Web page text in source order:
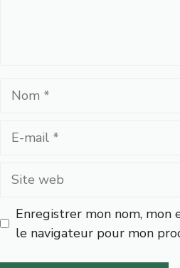
Nom
Site
Enregistrer mon nom, mon
le navigateur pour mon